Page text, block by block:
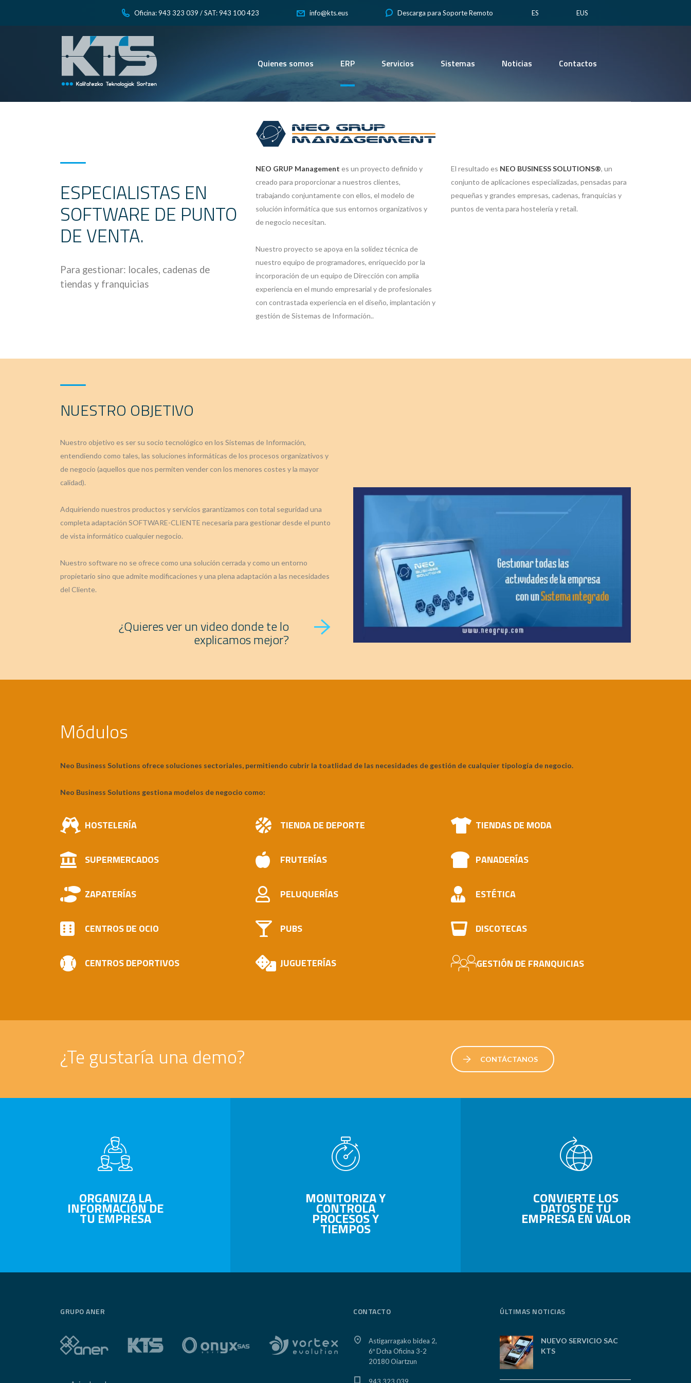
Oficina: 943 323 039 / SAT: 943 100 423 info@kts.eus Descarga para Soporte Remoto ES EUS
Quienes somos ERP Servicios Sistemas Noticias Contactos
ESPECIALISTAS EN
SOFTWARE DE PUNTO
DE VENTA.
Para gestionar: locales, cadenas de
tiendas y franquicias
NEO GRUP Management es un proyecto definido y
creado para proporcionar a nuestros clientes,
trabajando conjuntamente con ellos, el modelo de
solución informática que sus entornos organizativos y
de negocio necesitan.
Nuestro proyecto se apoya en la solidez técnica de
nuestro equipo de programadores, enriquecido por la
incorporación de un equipo de Dirección con amplia
experiencia en el mundo empresarial y de profesionales
con contrastada experiencia en el diseño, implantación y
gestión de Sistemas de Información..
El resultado es NEO BUSINESS SOLUTIONS®, un
conjunto de aplicaciones especializadas, pensadas para
pequeñas y grandes empresas, cadenas, franquicias y
puntos de venta para hostelería y retail.
NUESTRO OBJETIVO
Nuestro objetivo es ser su socio tecnológico en los Sistemas de Información,
entendiendo como tales, las soluciones informáticas de los procesos organizativos y
de negocio (aquellos que nos permiten vender con los menores costes y la mayor
calidad).
Adquiriendo nuestros productos y servicios garantizamos con total seguridad una
completa adaptación SOFTWARE-CLIENTE necesaria para gestionar desde el punto
de vista informático cualquier negocio.
Nuestro software no se ofrece como una solución cerrada y como un entorno
propietario sino que admite modificaciones y una plena adaptación a las necesidades
del Cliente.
¿Quieres ver un video donde te lo
explicamos mejor?
Módulos
Neo Business Solutions ofrece soluciones sectoriales, permitiendo cubrir la toatlidad de las necesidades de gestión de cualquier tipología de negocio.
Neo Business Solutions gestiona modelos de negocio como:
HOSTELERÍA TIENDA DE DEPORTE TIENDAS DE MODA
SUPERMERCADOS FRUTERÍAS PANADERÍAS
ZAPATERÍAS PELUQUERÍAS ESTÉTICA
CENTROS DE OCIO PUBS DISCOTECAS
CENTROS DEPORTIVOS JUGUETERÍAS GESTIÓN DE FRANQUICIAS
¿Te gustaría una demo? CONTÁCTANOS
ORGANIZA LA
INFORMACIÓN DE
TU EMPRESA
MONITORIZA Y
CONTROLA
PROCESOS Y
TIEMPOS
CONVIERTE LOS
DATOS DE TU
EMPRESA EN VALOR
GRUPO ANER CONTACTO
Astigarragako bidea 2,
6º Dcha Oficina 3-2
20180 Oiartzun
ÚLTIMAS NOTICIAS
NUEVO SERVICIO SAC
KTS